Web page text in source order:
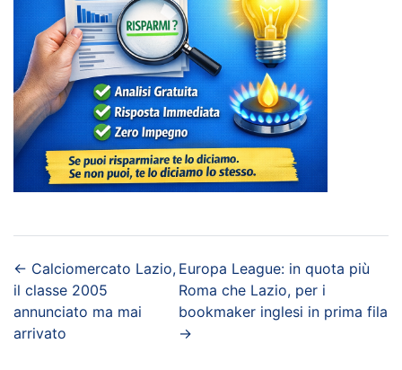
← Calciomercato Lazio,
il classe 2005
annunciato ma mai
arrivato
Europa League: in quota più
Roma che Lazio, per i
bookmaker inglesi in prima fila
→